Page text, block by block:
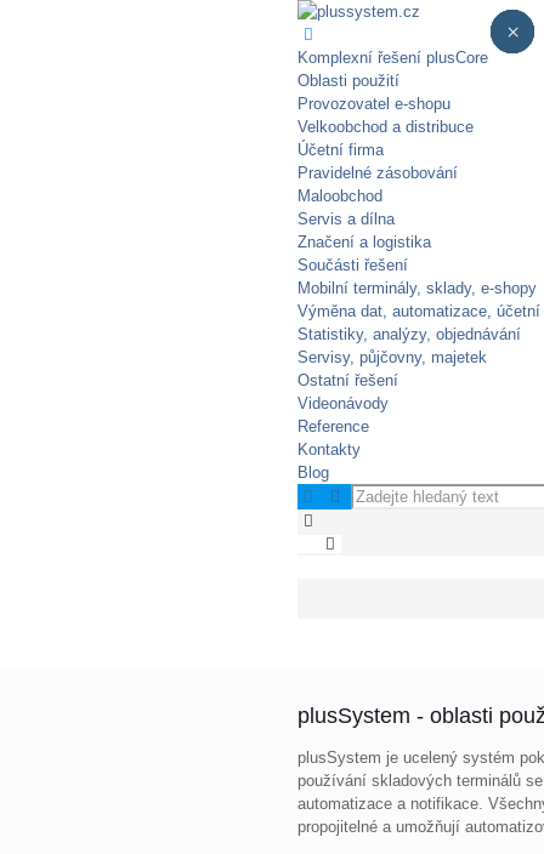
Komplexní řešení plusCore
Oblasti použití
Provozovatel e-shopu
Velkoobchod a distribuce
Účetní firma
Pravidelné zásobování​
Maloobchod
Servis a dílna
Značení a logistika
Součásti řešení
Mobilní terminály, sklady, e‑shopy
Výměna dat, automatizace, účetní
Statistiky, analýzy, objednávání
Servisy, půjčovny, majetek
Ostatní řešení
Videonávody
Reference
Kontakty
Blog
plusSystem - oblasti
plusSystem je ucelený systém
používání skladových terminálů
automatizace a notifikace.
propojitelné a umožňují
×
×
×
×
×